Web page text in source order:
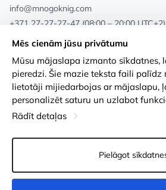
info@mnogoknig.com
+371 27-27-27-47 (08:00 – 20:00 UTC+2)
Rīga, Augusta Deglava 69d, LV-1082
Par mums
Veikali
Apmaksa un piegāde
Loayalitātes kartes
Vairumtirdzniecības pircējiem
Mēs cienām jūsu privātumu
Mūsu mājaslapa izmanto sīkdatnes,
pieredzi. Šie mazie teksta faili palīdz
lietotāji mijiedarbojas ar mājaslapu,
personalizēt saturu un uzlabot
Rādīt detaļas
Pielāgot